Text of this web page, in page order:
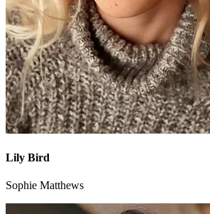
Lily Bird
Sophie Matthews